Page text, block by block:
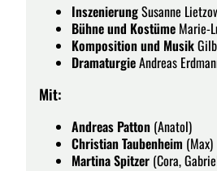
InszenierungSusanne
Bühne und Kostüme Marie-
Komposition und Musik
DramaturgieAndreas
Mit:
Andreas Patton (Anatol)
Christian Taubenheim (Max)
Martina Spitzer (Cora,